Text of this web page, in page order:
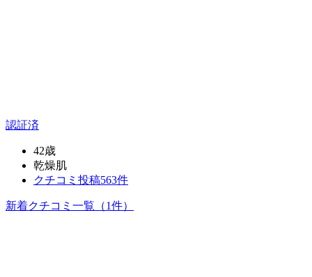
認証済
42歳
乾燥肌
クチコミ投稿563件
新着クチコミ一覧 （1件）